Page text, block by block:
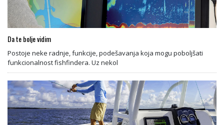
Da te bolje vidim
Postoje neke radnje, funkcije, podešavanja koja mogu poboljšati
funkcionalnost fishfindera. Uz nekol